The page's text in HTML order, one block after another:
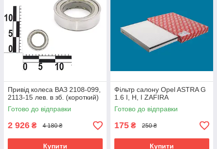
Привід колеса ВАЗ 2108-099,
2113-15 лев. в зб. (короткий)
Готово до відправки
2 926 ₴ 4 180 ₴
Купити
Фільтр салону Opel ASTRA G
1.6 I, H, I ZAFIRA
Готово до відправки
175 ₴ 250 ₴
Купити